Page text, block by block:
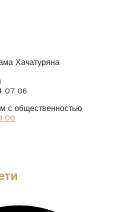
Хачатуряна
07 06
с общественностью
00